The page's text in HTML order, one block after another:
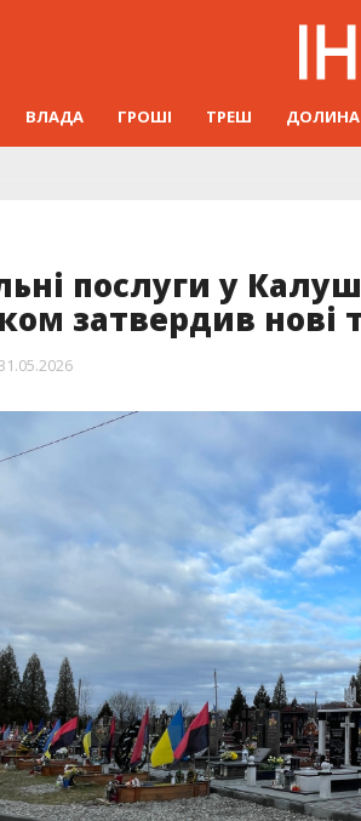
ВЛАДА ГРОШІ ТРЕШ ДОЛИНА
послуги у
затвердив нові